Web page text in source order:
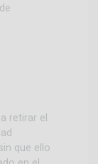
retirar el
que ello